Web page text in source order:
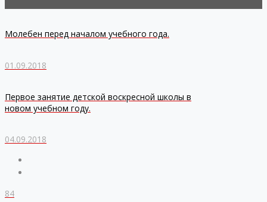
Молебен перед началом учебного года.
01.09.2018
Первое занятие детской воскресной школы в
новом учебном году.
04.09.2018
84